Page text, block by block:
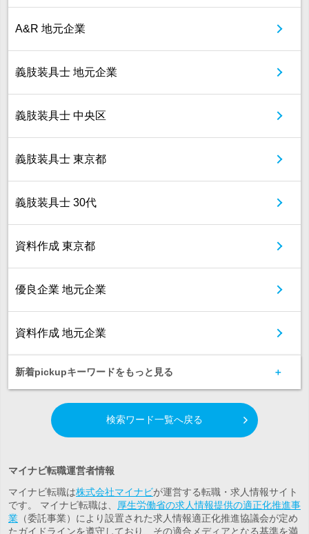
A&R 地元企業
義肢装具士 地元企業
義肢装具士 中央区
義肢装具士 東京都
義肢装具士 30代
資料作成 東京都
優良企業 地元企業
資料作成 地元企業
新着pickupキーワードをもっと見る
検索ワード一覧へ戻る
マイナビ転職運営者情報
マイナビ転職は株式会社マイナビが運営する転職・求人情報サイト
です。 マイナビ転職は、
厚生労働省の求人情報提供の適正化推進事
業 （委託事業）により設置された求人情報適正化推進協議会が定め
たガイドラインを遵守しており、その適合メディアとなる基準を満